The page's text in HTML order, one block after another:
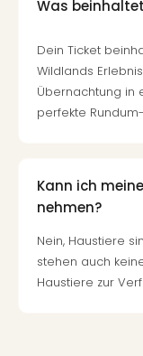
Was
Dein Ticket
Wildlands
Übernachtung in
perfekte
Kann ich
nehmen?
Nein, Haustiere
stehen auch
Haustiere zur